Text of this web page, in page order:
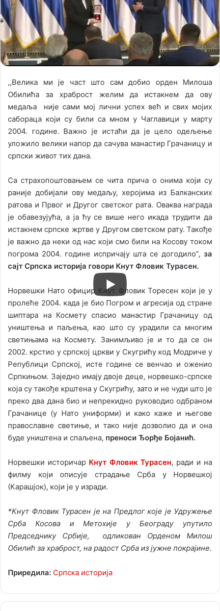
,,Велика ми је част што сам добио орден Милоша
Обилића за храброст желим да истакнем да ову
медаља није сами мој лични успех већ и свих мојих
сабораца који су били са мном у Чаглавици у марту
2004. године. Важно је истаћи да је цело одељење
уложило велики напор да сачува манастир Грачаницу и
српски живот тих дана.
Са страхопоштовањем се чита прича о онима који су
раније добијали ову медаљу, херојима из Балканских
ратова и Првог и Другог светског рата. Оваква награда
је обавезујућа, а ја ћу се више него икада трудити да
истакнем српске жртве у Другом светском рату. Такође
је важно да неки од нас који смо били на Косову током
погрома 2004. године испричају шта се догодило”, за
сајт Српска историја говори Кнут Фловик Турасен.
Норвешки Нато официр Кнут Фловик Торесен који је у
пролеће 2004. када је био Погром и агресија од стране
шиптара на Космету спасио манастир Грачаницу од
уништења и паљења, као што су урадили са многим
светињама на Космету. Занимљиво је и то да се он
2002. крстио у српској цркви у Скугрићу код Модриче у
Републици Српској, исте године се венчао и оженио
Српкињом. Заједно имају двоје деце, норвешко-српске
која су такође крштена у Скугрићу, зато и не чуди што је
преко два дана био и непрекидно руководио одбраном
Грачанице (у Нато униформи) и како каже и његове
православне светиње, и тако није дозволио да и она
буде уништена и спаљена, преноси Ђорђе Бојанић.
Норвешки историчар Кнут Фловик Турасен, ради и на
филму који описује страдање Срба у Норвешкој
(Карашјок), који је у изради.
*Кнут Фловик Турасен је на Предлог које је Удружење
Срба Косова и Метохије у Београду упутило
Председнику Србије, одликован Орденом Милош
Обилић за храброст, на радост Срба из јужне покрајине.
Приредила: Српска историја